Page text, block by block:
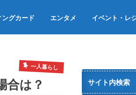
ングカード エンタメ
スポーツ
イベント・レ
一人暮らし
合は？ サイト内検索